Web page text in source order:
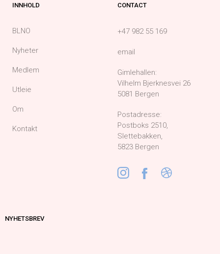
INNHOLD
BLNO
Nyheter
Medlem
Utleie
Om
Kontakt
CONTACT
+47 982 55 169
email
Gimlehallen:
Vilhelm Bjerknesvei 26
5081 Bergen
Postadresse:
Postboks 2510,
Slettebakken,
5823 Bergen
NYHETSBREV